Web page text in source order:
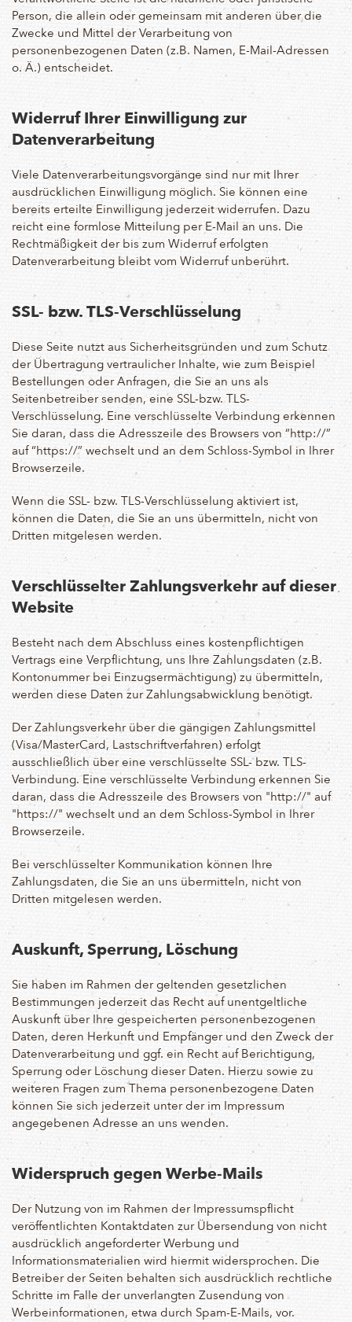
Person, die allein oder gemeinsam mit anderen über die
Zwecke und Mittel der Verarbeitung von
personenbezogenen Daten (z.B. Namen, E-Mail-Adressen
o. Ä.) entscheidet.
Widerruf Ihrer Einwilligung zur
Datenverarbeitung
Viele Datenverarbeitungsvorgänge sind nur mit Ihrer
ausdrücklichen Einwilligung möglich. Sie können eine
bereits erteilte Einwilligung jederzeit widerrufen. Dazu
reicht eine formlose Mitteilung per E-Mail an uns. Die
Rechtmäßigkeit der bis zum Widerruf erfolgten
Datenverarbeitung bleibt vom Widerruf unberührt.
SSL- bzw. TLS-Verschlüsselung
Diese Seite nutzt aus Sicherheitsgründen und zum Schutz
der Übertragung vertraulicher Inhalte, wie zum Beispiel
Bestellungen oder Anfragen, die Sie an uns als
Seitenbetreiber senden, eine SSL-bzw. TLS-
Verschlüsselung. Eine verschlüsselte Verbindung erkennen
Sie daran, dass die Adresszeile des Browsers von “http://”
auf “https://” wechselt und an dem Schloss-Symbol in Ihrer
Browserzeile.
Wenn die SSL- bzw. TLS-Verschlüsselung aktiviert ist,
können die Daten, die Sie an uns übermitteln, nicht von
Dritten mitgelesen werden.
Verschlüsselter Zahlungsverkehr auf dieser
Website
Besteht nach dem Abschluss eines kostenpflichtigen
Vertrags eine Verpflichtung, uns Ihre Zahlungsdaten (z.B.
Kontonummer bei Einzugsermächtigung) zu übermitteln,
werden diese Daten zur Zahlungsabwicklung benötigt.
Der Zahlungsverkehr über die gängigen Zahlungsmittel
(Visa/MasterCard, Lastschriftverfahren) erfolgt
ausschließlich über eine verschlüsselte SSL- bzw. TLS-
Verbindung. Eine verschlüsselte Verbindung erkennen Sie
daran, dass die Adresszeile des Browsers von "http://" auf
"https://" wechselt und an dem Schloss-Symbol in Ihrer
Browserzeile.
Bei verschlüsselter Kommunikation können Ihre
Zahlungsdaten, die Sie an uns übermitteln, nicht von
Dritten mitgelesen werden.
Auskunft, Sperrung, Löschung
Sie haben im Rahmen der geltenden gesetzlichen
Bestimmungen jederzeit das Recht auf unentgeltliche
Auskunft über Ihre gespeicherten personenbezogenen
Daten, deren Herkunft und Empfänger und den Zweck der
Datenverarbeitung und ggf. ein Recht auf Berichtigung,
Sperrung oder Löschung dieser Daten. Hierzu sowie zu
weiteren Fragen zum Thema personenbezogene Daten
können Sie sich jederzeit unter der im Impressum
angegebenen Adresse an uns wenden.
Widerspruch gegen Werbe-Mails
Der Nutzung von im Rahmen der Impressumspflicht
veröffentlichten Kontaktdaten zur Übersendung von nicht
ausdrücklich angeforderter Werbung und
Informationsmaterialien wird hiermit widersprochen. Die
Betreiber der Seiten behalten sich ausdrücklich rechtliche
Schritte im Falle der unverlangten Zusendung von
Werbeinformationen, etwa durch Spam-E-Mails, vor.